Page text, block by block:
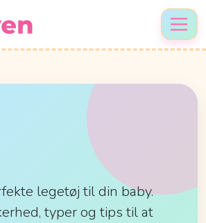
legetøj til din baby.
typer og tips til at